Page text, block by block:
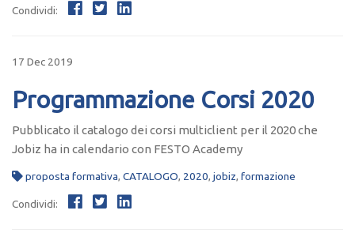
Condividi:
17 Dec 2019
Programmazione Corsi 2020
Pubblicato il catalogo dei corsi multiclient per il 2020 che
Jobiz ha in calendario con FESTO Academy
proposta formativa, CATALOGO, 2020, jobiz, formazione
Condividi: